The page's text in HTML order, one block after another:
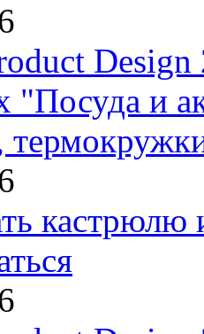
Design
"Посуда и
кастрюлю